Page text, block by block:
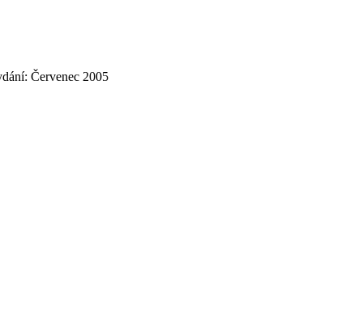
Červenec 2005